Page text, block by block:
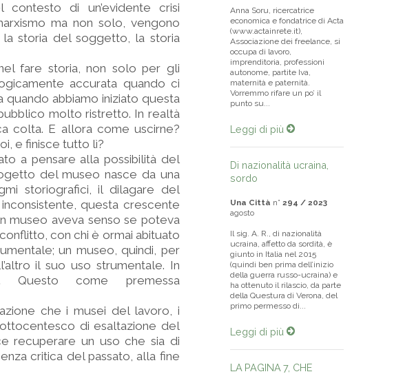
di un’evidente crisi
ma non solo, vengono
storia del soggetto, la storia
fare storia, non solo per gli
accurata quando ci
quando abbiamo iniziato questa
molto ristretto. In realtà
colta. E allora come uscirne?
e finisce tutto lì?
a pensare alla possibilità del
del museo nasce da una
storiografici, il dilagare del
questa crescente
museo aveva senso se poteva
con chi è ormai abituato
un museo, quindi, per
il suo uso strumentale. In
Questo come premessa
che i musei del lavoro, i
di esaltazione del
recuperare un uso che sia di
critica del passato, alla fine
Anna Soru, ricercatrice
economica e fondatrice di Acta
(www.actainrete.it),
Associazione dei freelance, si
occupa di lavoro,
imprenditoria, professioni
autonome, partite Iva,
maternità e paternità.
Vorremmo rifare un po’ il
punto su...
Leggi di più
Di nazionalità ucraina,
sordo
Una Città n° 294 / 2023
agosto
Il sig. A. R., di nazionalità
ucraina, affetto da sordità, è
giunto in Italia nel 2015
(quindi ben prima dell’inizio
della guerra russo-ucraina) e
ha ottenuto il rilascio, da parte
della Questura di Verona, del
primo permesso di...
Leggi di più
LA PAGINA 7, CHE